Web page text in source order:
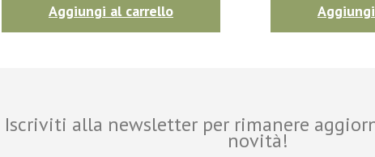
Aggiungi al carrello
Iscriviti alla newsletter per rimanere
novità!